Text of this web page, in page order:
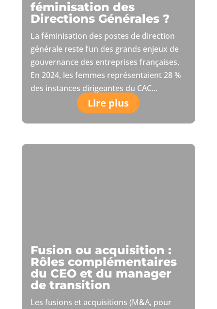
féminisation des
Directions Générales ?
La féminisation des postes de direction
générale reste l’un des grands enjeux de
gouvernance des entreprises françaises.
En 2024, les femmes représentaient 28 %
des instances dirigeantes du CAC...
Lire plus
Fusion ou acquisition :
Rôles complémentaires
du CEO et du manager
de transition
Les fusions et acquisitions (M&A, pour